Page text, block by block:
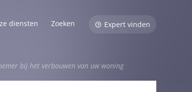
diensten Zoeken Expert vinden
bij het verbouwen van uw woning